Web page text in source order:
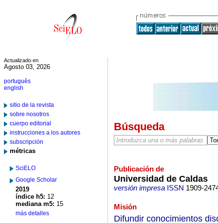
Actualizado en
Agosto 03, 2026
português
english
sitio de la revista
sobre nosotros
cuerpo editorial
instrucciones a los autores
subscripción
métricas
SciELO
Google Scholar
2019
índice h5: 12
mediana m5: 15
más detalles
Búsqueda
Publicación de
Universidad de Caldas
versión impresaISSN 1909-
Misión
Difundir conocimientos